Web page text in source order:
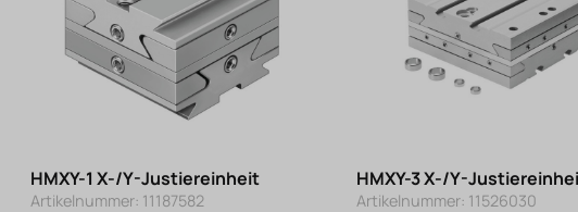
HMXY-1 X-/Y-Justiereinheit
Artikelnummer: 11187582
HMXY-3 X-/Y-
Artikelnummer: 11526030